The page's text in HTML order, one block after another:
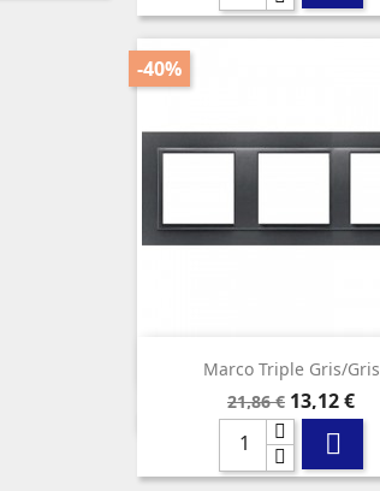
Marco Triple Gris/gris
Precio
base
21,86 €
-40%
Precio
13,12 €

 Vista rápida